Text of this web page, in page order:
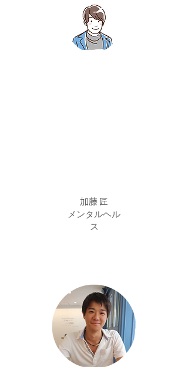
加藤 匠
メンタルヘル
ス